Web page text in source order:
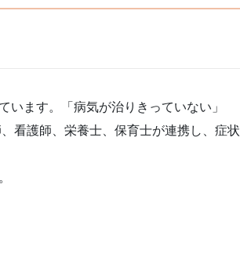
ます。「病気が治りきっていない」
看護師、栄養士、保育士が連携し、症状